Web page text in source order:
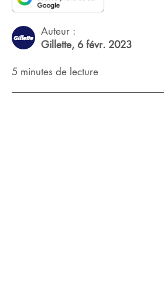
Auteur :
Gillette, 6 févr. 2023
5 minutes de lecture